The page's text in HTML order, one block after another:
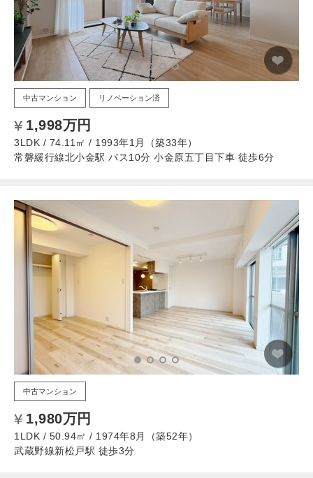
中古マンション リノベーション済
1,998万円
3LDK / 74.11㎡ / 1993年1月（築33年）
常磐緩行線北小金駅 バス10分 小金原五丁目下車 徒歩6分
中古マンション
1,980万円
1LDK / 50.94㎡ / 1974年8月（築52年）
武蔵野線新松戸駅 徒歩3分